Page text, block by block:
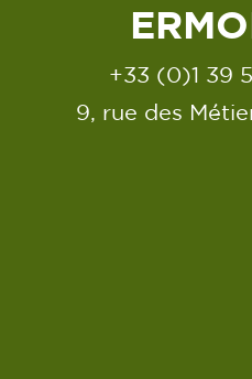
+33 (0)1 39
9, rue des